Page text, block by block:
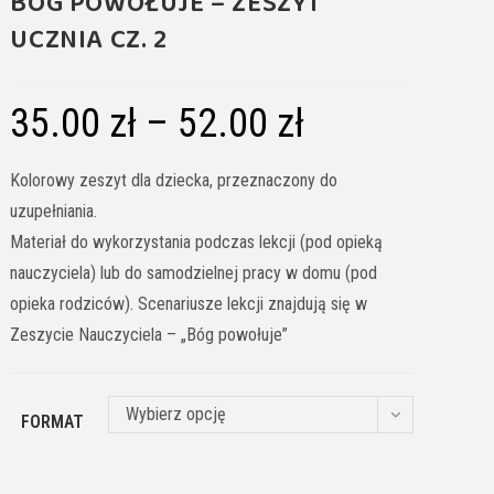
UCZNIA CZ. 2
35.00 zł – 52.00 zł
Kolorowy zeszyt dla dziecka, przeznaczony do
uzupełniania.
Materiał do wykorzystania podczas lekcji (pod opieką
nauczyciela) lub do samodzielnej pracy w domu (pod
opieka rodziców). Scenariusze lekcji znajdują się w
Zeszycie Nauczyciela – „Bóg powołuje”
FORMAT Wybierz opcję